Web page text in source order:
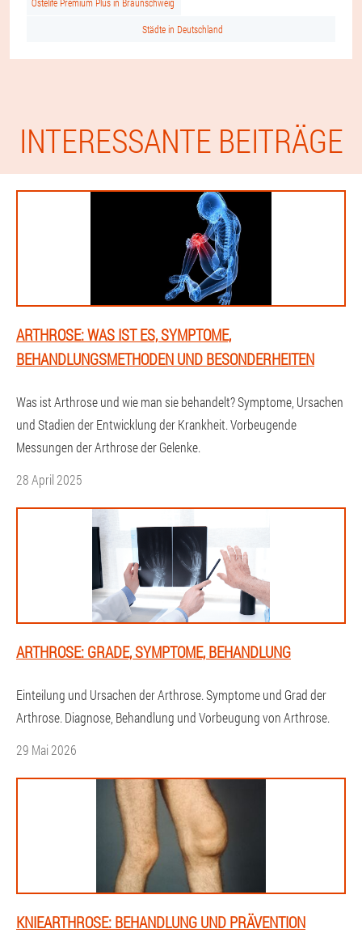
Städte in Deutschland
INTERESSANTE BEITRÄGE
ARTHROSE: WAS IST ES, SYMPTOME,
BEHANDLUNGSMETHODEN UND BESONDERHEITEN
Was ist Arthrose und wie man sie behandelt? Symptome, Ursachen
und Stadien der Entwicklung der Krankheit. Vorbeugende
Messungen der Arthrose der Gelenke.
28 April 2025
ARTHROSE: GRADE, SYMPTOME, BEHANDLUNG
Einteilung und Ursachen der Arthrose. Symptome und Grad der
Arthrose. Diagnose, Behandlung und Vorbeugung von Arthrose.
29 Mai 2026
KNIEARTHROSE: BEHANDLUNG UND PRÄVENTION